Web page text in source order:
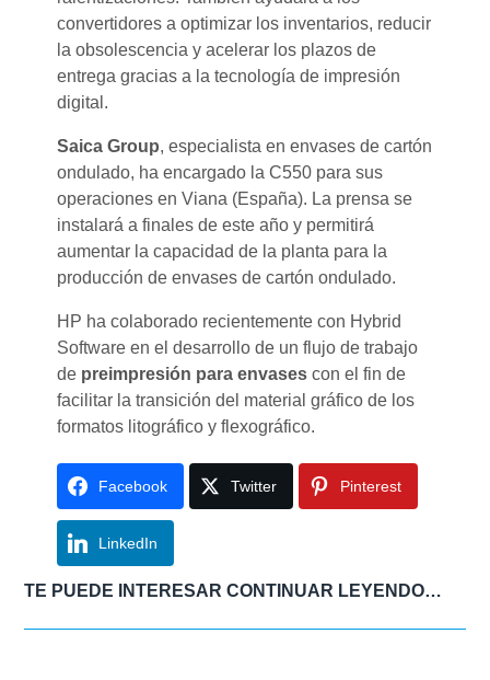
convertidores a optimizar los inventarios, reducir
la obsolescencia y acelerar los plazos de
entrega gracias a la tecnología de impresión
digital.
Saica Group, especialista en envases de cartón
ondulado, ha encargado la C550 para sus
operaciones en Viana (España). La prensa se
instalará a finales de este año y permitirá
aumentar la capacidad de la planta para la
producción de envases de cartón ondulado.
HP ha colaborado recientemente con Hybrid
Software en el desarrollo de un flujo de trabajo
de preimpresión para envases con el fin de
facilitar la transición del material gráfico de los
formatos litográfico y flexográfico.
Facebook Twitter Pinterest
LinkedIn
TE PUEDE INTERESAR CONTINUAR LEYENDO…